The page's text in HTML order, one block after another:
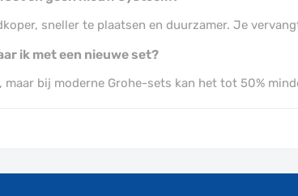
sneller te plaatsen en duurzamer. Je
ik met een nieuwe set?
maar bij moderne Grohe-sets kan het tot 50%